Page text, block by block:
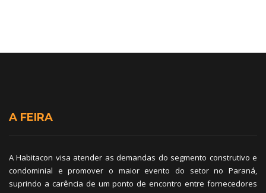
A FEIRA
A Habitacon visa atender as demandas do segmento construtivo e
condominial e promover o maior evento do setor no Paraná,
suprindo a carência de um ponto de encontro entre fornecedores